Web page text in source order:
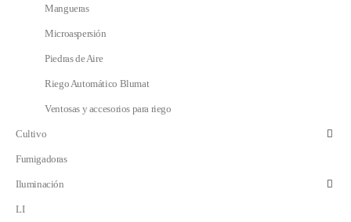
Mangueras
Microaspersión
Piedras de Aire
Riego Automático Blumat
Ventosas y accesorios para riego
Cultivo
Fumigadoras
Iluminación
LI